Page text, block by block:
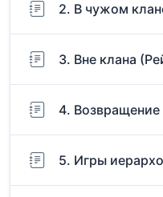
2. В чужом
3. Вне клана
4. Возвращение
5. Игры